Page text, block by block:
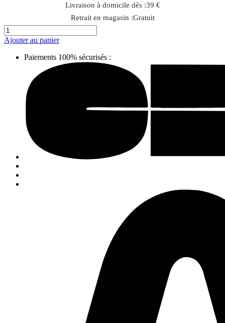
Livraison à domicile dès :39 €
Retrait en magasin :Gratuit
Ajouter au panier
Paiements 100% sécurisés :